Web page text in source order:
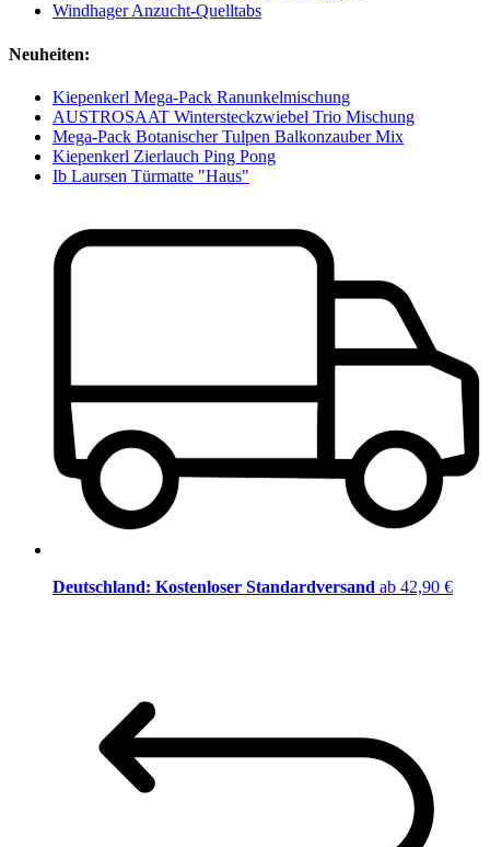
Windhager Anzucht-Quelltabs
Neuheiten:
Kiepenkerl Mega-Pack Ranunkelmischung
AUSTROSAAT Wintersteckzwiebel Trio Mischung
Mega-Pack Botanischer Tulpen Balkonzauber Mix
Kiepenkerl Zierlauch Ping Pong
Ib Laursen Türmatte "Haus"
Deutschland: Kostenloser Standardversand ab 42,90 €